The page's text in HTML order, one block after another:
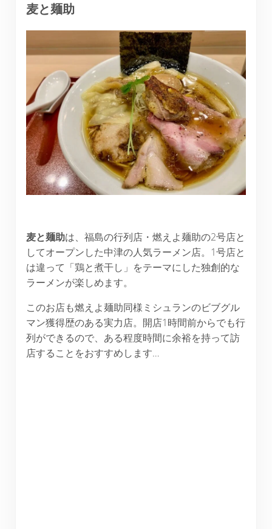
麦と麺助
麦と麺助は、福島の行列店・燃えよ麺助の2号店と
してオープンした中津の人気ラーメン店。1号店と
は違って「鶏と煮干し」をテーマにした独創的な
ラーメンが楽しめます。
このお店も燃えよ麺助同様ミシュランのビブグル
マン獲得歴のある実力店。開店1時間前からでも行
列ができるので、ある程度時間に余裕を持って訪
店することをおすすめします…